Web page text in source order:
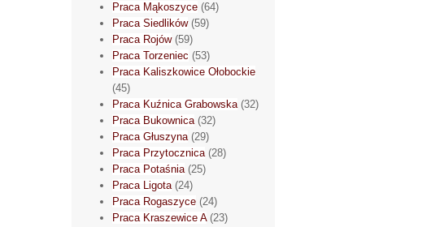
Praca Mąkoszyce (64)
Praca Siedlików(59)
Praca Rojów(59)
Praca Torzeniec (53)
Praca Kaliszkowice Ołobockie
(45)
Praca Kuźnica Grabowska(32)
Praca Bukownica(32)
Praca Głuszyna(29)
Praca Przytocznica(28)
Praca Potaśnia(25)
Praca Ligota(24)
Praca Rogaszyce (24)
Praca Kraszewice A(23)